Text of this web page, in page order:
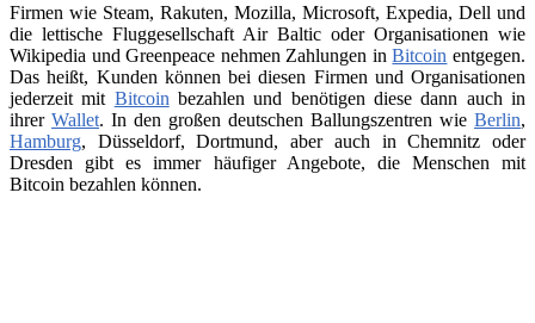
Firmen wie Steam, Rakuten, Mozilla, Microsoft, Expedia, Dell und
die lettische Fluggesellschaft Air Baltic oder Organisationen wie
Wikipedia und Greenpeace nehmen Zahlungen inBitcoin entgegen.
Das heißt, Kunden können bei diesen Firmen und Organisationen
jederzeit mit Bitcoin bezahlen und benötigen diese dann auch in
ihrer Wallet. In den großen deutschen Ballungszentren wie Berlin,
Hamburg, Düsseldorf, Dortmund, aber auch in Chemnitz oder
Dresden gibt es immer häufiger Angebote, die Menschen mit
Bitcoin bezahlen können.